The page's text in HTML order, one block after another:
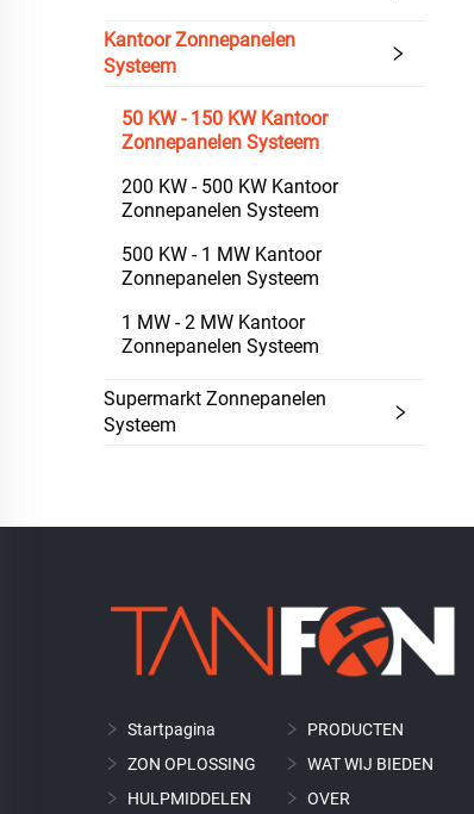
Kantoor Zonnepanelen
Systeem
50 KW - 150 KW Kantoor
Zonnepanelen Systeem
200 KW - 500 KW Kantoor
Zonnepanelen Systeem
500 KW - 1 MW Kantoor
Zonnepanelen Systeem
1 MW - 2 MW Kantoor
Zonnepanelen Systeem
Supermarkt Zonnepanelen
Systeem
Startpagina
PRODUCTEN
ZON OPLOSSING
WAT WIJ BIEDEN
HULPMIDDELEN
OVER